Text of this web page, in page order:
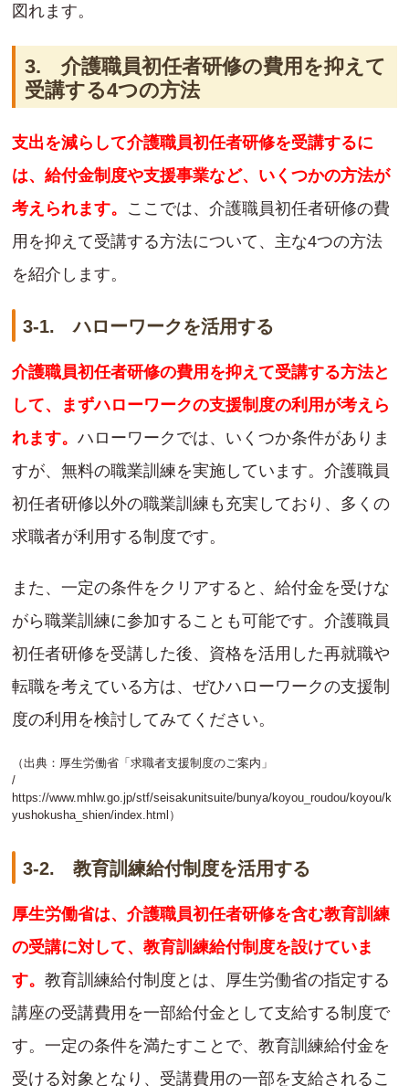
図れます。
3. 介護職員初任者研修の費用を抑えて
受講する4つの方法
支出を減らして介護職員初任者研修を受講するに
は、給付金制度や支援事業など、いくつかの方法が
考えられます。 ここでは、介護職員初任者研修の費
用を抑えて受講する方法について、主な4つの方法
を紹介します。
3-1. ハローワークを活用する
介護職員初任者研修の費用を抑えて受講する方法と
して、まずハローワークの支援制度の利用が考えら
れます。 ハローワークでは、いくつか条件がありま
すが、無料の職業訓練を実施しています。介護職員
初任者研修以外の職業訓練も充実しており、多くの
求職者が利用する制度です。
また、一定の条件をクリアすると、給付金を受けな
がら職業訓練に参加することも可能です。介護職員
初任者研修を受講した後、資格を活用した再就職や
転職を考えている方は、ぜひハローワークの支援制
度の利用を検討してみてください。
（出典：厚生労働省「求職者支援制度のご案内」
/
https://www.mhlw.go.jp/stf/seisakunitsuite/bunya/koyou_roudou/koyou/k
yushokusha_shien/index.html ）
3-2. 教育訓練給付制度を活用する
厚生労働省は、介護職員初任者研修を含む教育訓練
の受講に対して、教育訓練給付制度を設けていま
す。 教育訓練給付制度とは、厚生労働省の指定する
講座の受講費用を一部給付金として支給する制度で
す。一定の条件を満たすことで、教育訓練給付金を
受ける対象となり、受講費用の一部を支給されるこ